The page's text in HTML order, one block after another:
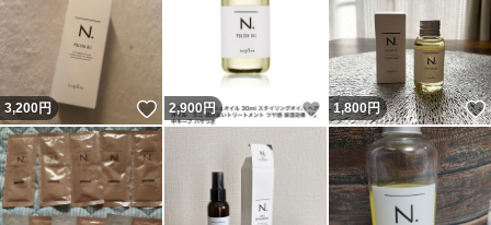
3,200円 いいね！
2,900円 いいね！
1,800円